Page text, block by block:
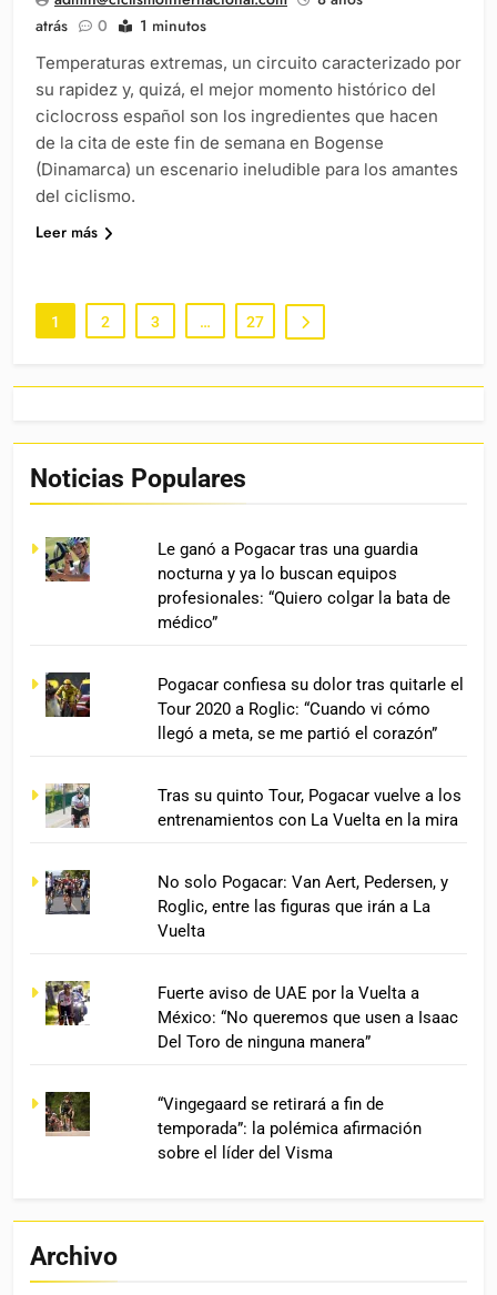
atrás
0 1 minutos
Temperaturas extremas, un circuito caracterizado por
su rapidez y, quizá, el mejor momento histórico del
ciclocross español son los ingredientes que hacen
de la cita de este fin de semana en Bogense
(Dinamarca) un escenario ineludible para los amantes
del ciclismo.
Leer más
1 2 3 … 27
Noticias Populares
Le ganó a Pogacar tras una guardia
nocturna y ya lo buscan equipos
profesionales: “Quiero colgar la bata de
médico”
Pogacar confiesa su dolor tras quitarle el
Tour 2020 a Roglic: “Cuando vi cómo
llegó a meta, se me partió el corazón”
Tras su quinto Tour, Pogacar vuelve a los
entrenamientos con La Vuelta en la mira
No solo Pogacar: Van Aert, Pedersen, y
Roglic, entre las figuras que irán a La
Vuelta
Fuerte aviso de UAE por la Vuelta a
México: “No queremos que usen a Isaac
Del Toro de ninguna manera”
“Vingegaard se retirará a fin de
temporada”: la polémica afirmación
sobre el líder del Visma
Archivo